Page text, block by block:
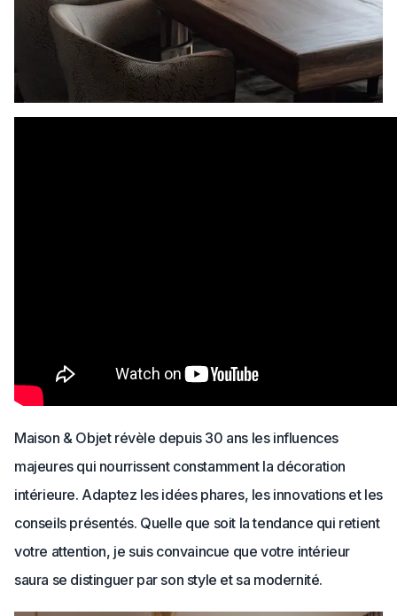
Maison & Objet révèle depuis 30 ans les influences
majeures qui nourrissent constamment la décoration
intérieure. Adaptez les idées phares, les innovations et les
conseils présentés. Quelle que soit la tendance qui retient
votre attention, je suis convaincue que votre intérieur
saura se distinguer par son style et sa modernité.